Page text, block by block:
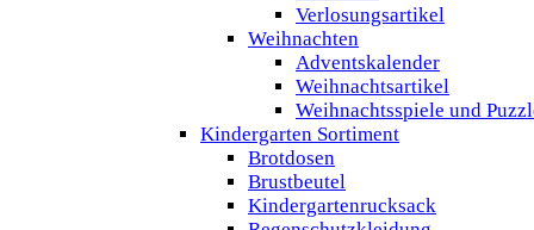
Verlosungsartikel
Weihnachten
Adventskalender
Weihnachtsartikel
Weihnachtsspiele und
Kindergarten Sortiment
Brotdosen
Brustbeutel
Kindergartenrucksack